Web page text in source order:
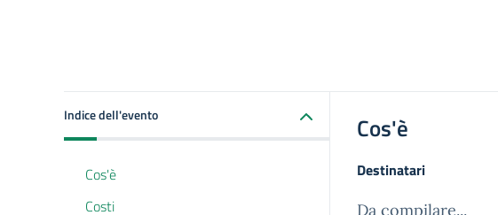
Indice dell'evento
Cos'è
Costi
Cos'è
Destinatari
Da compilare...